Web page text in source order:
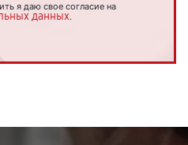
я даю свое согласие на
данных.